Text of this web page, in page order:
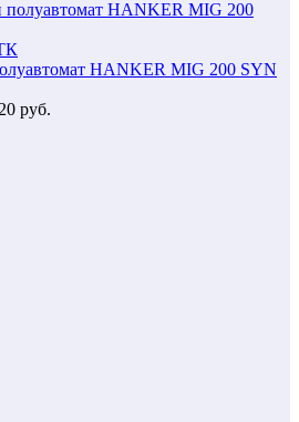
HANKER MIG 200 SYN
руб.